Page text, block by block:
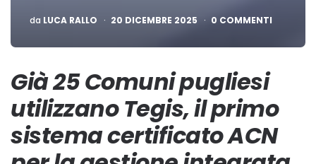
PUBBLICATO
da LUCA RALLO 20 DICEMBRE 2025 0 COMMENTI
Già 25 Comuni pugliesi
utilizzano Tegis, il primo
sistema certificato ACN